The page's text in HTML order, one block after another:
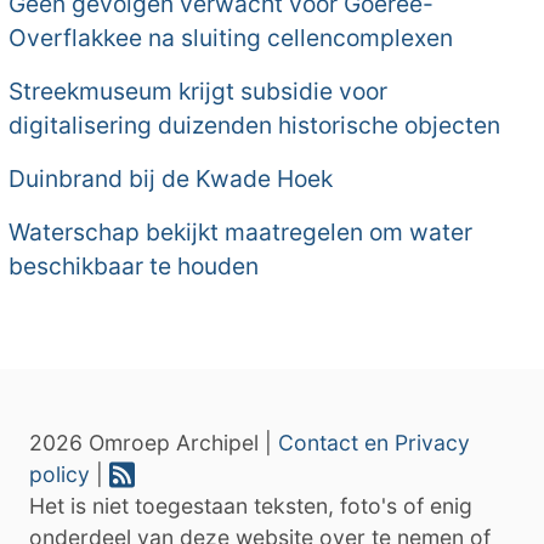
Overflakkee na sluiting cellencomplexen
Streekmuseum krijgt subsidie voor
digitalisering duizenden historische objecten
Duinbrand bij de Kwade Hoek
Waterschap bekijkt maatregelen om water
beschikbaar te houden
2026 Omroep Archipel | Contact en Privacy
policy
Het is niet toegestaan teksten, foto's of enig
onderdeel van deze website over te nemen of